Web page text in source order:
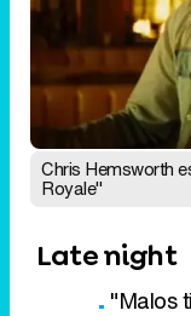
Royale"
Late night
"Malos
una